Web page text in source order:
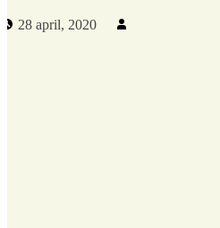
Publicerad den:
28 april, 2020